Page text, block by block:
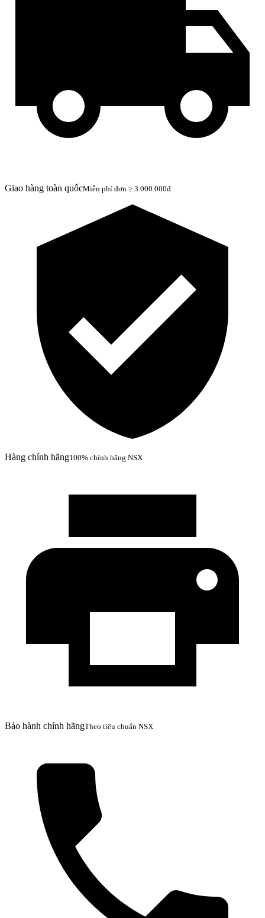
Giao hàng toàn quốcMiễn phí đơn ≥ 3.000.000đ
Hàng chính hãng100% chính hãng NSX
Bảo hành chính hãngTheo tiêu chuẩn NSX